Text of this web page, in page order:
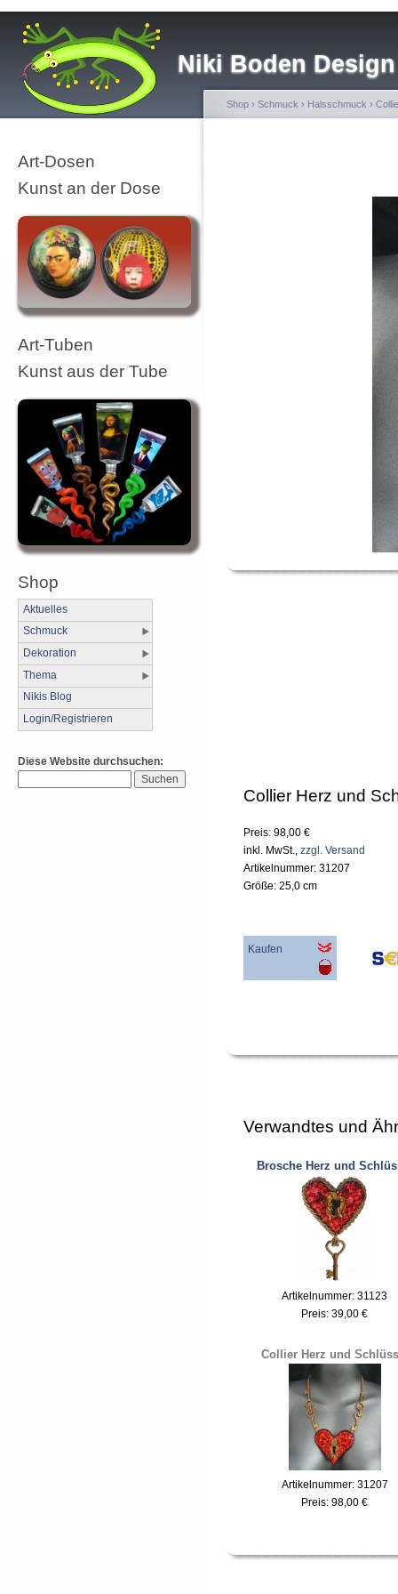
Niki Boden Design
Art-Dosen
Kunst an der Dose
Art-Tuben
Kunst aus der Tube
Shop
Aktuelles
Schmuck
Dekoration
Thema
Nikis Blog
Login/Registrieren
Diese Website durchsuchen:
Shop › Schmuck › Halsschmuck ›
Collier Herz und
Preis: 98,00 €
inkl. MwSt., zzgl. Versand
Artikelnummer: 31207
Größe: 25,0 cm
Kaufen
Verwandtes und
Brosche Herz und
Artikelnummer: 31123
Preis: 39,00 €
Collier Herz und
Artikelnummer: 31207
Preis: 98,00 €